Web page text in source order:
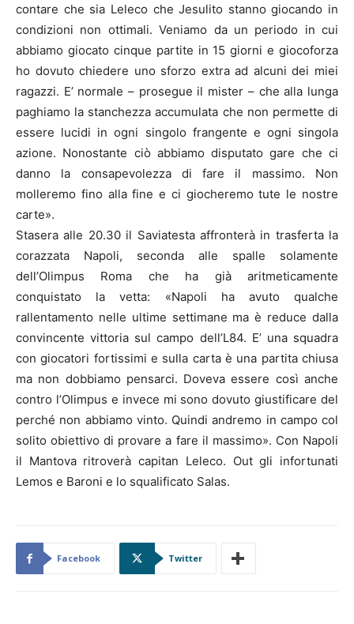
contare che sia Leleco che Jesulito stanno giocando in
condizioni non ottimali. Veniamo da un periodo in cui
abbiamo giocato cinque partite in 15 giorni e giocoforza
ho dovuto chiedere uno sforzo extra ad alcuni dei miei
ragazzi. E’ normale – prosegue il mister – che alla lunga
paghiamo la stanchezza accumulata che non permette di
essere lucidi in ogni singolo frangente e ogni singola
azione. Nonostante ciò abbiamo disputato gare che ci
danno la consapevolezza di fare il massimo. Non
molleremo fino alla fine e ci giocheremo tute le nostre
carte».
Stasera alle 20.30 il Saviatesta affronterà in trasferta la
corazzata Napoli, seconda alle spalle solamente
dell’Olimpus Roma che ha già aritmeticamente
conquistato la vetta: «Napoli ha avuto qualche
rallentamento nelle ultime settimane ma è reduce dalla
convincente vittoria sul campo dell’L84. E’ una squadra
con giocatori fortissimi e sulla carta è una partita chiusa
ma non dobbiamo pensarci. Doveva essere così anche
contro l’Olimpus e invece mi sono dovuto giustificare del
perché non abbiamo vinto. Quindi andremo in campo col
solito obiettivo di provare a fare il massimo». Con Napoli
il Mantova ritroverà capitan Leleco. Out gli infortunati
Lemos e Baroni e lo squalificato Salas.
Facebook Twitter